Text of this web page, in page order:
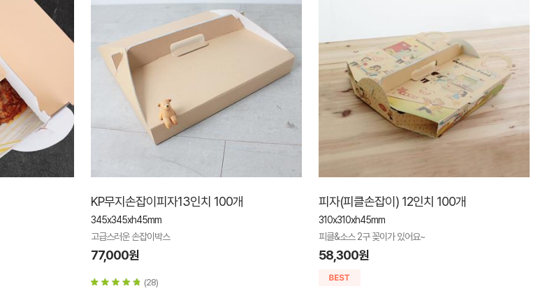
KP무지손잡이피자13인치 100개
345x345xh45mm
고급스러운 손잡이박스
77,000원
(28)
피자(피클손잡이) 12인치 100개
310x310xh45mm
피클&소스 2구 꽂이가 있어요~
58,300원